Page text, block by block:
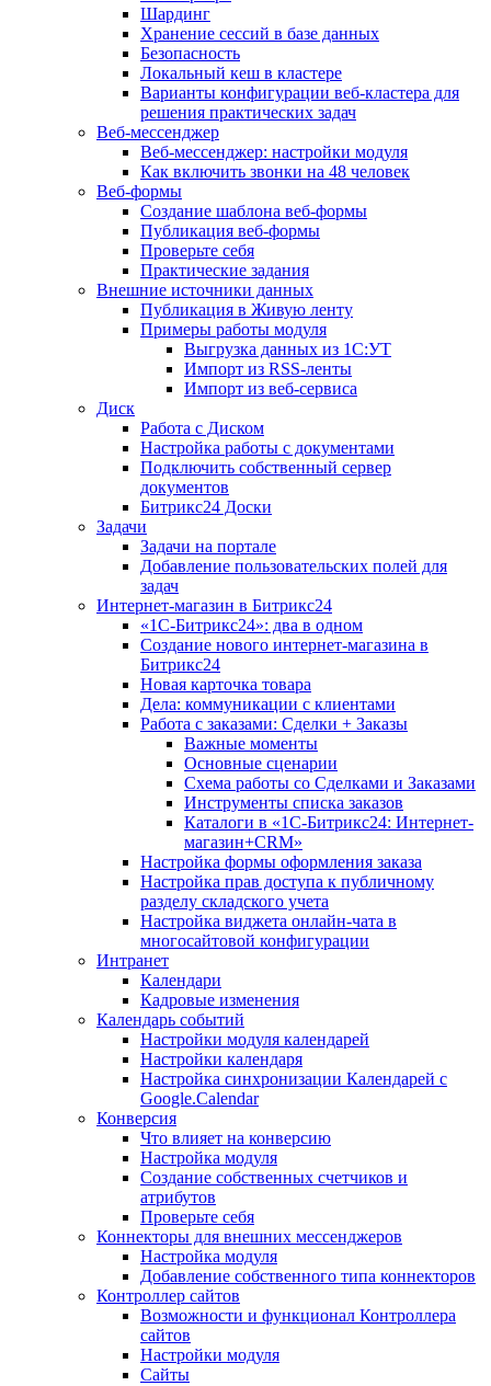
Шардинг
Хранение сессий в базе данных
Безопасность
Локальный кеш в кластере
Варианты конфигурации веб-кластера для
решения практических задач
Веб-мессенджер
Веб-мессенджер: настройки модуля
Как включить звонки на 48 человек
Веб-формы
Создание шаблона веб-формы
Публикация веб-формы
Проверьте себя
Практические задания
Внешние источники данных
Публикация в Живую ленту
Примеры работы модуля
Выгрузка данных из 1С:УТ
Импорт из RSS-ленты
Импорт из веб-сервиса
Диск
Работа с Диском
Настройка работы с документами
Подключить собственный сервер
документов
Битрикс24 Доски
Задачи
Задачи на портале
Добавление пользовательских полей для
задач
Интернет-магазин в Битрикс24
«1С-Битрикс24»: два в одном
Создание нового интернет-магазина в
Битрикс24
Новая карточка товара
Дела: коммуникации с клиентами
Работа с заказами: Сделки + Заказы
Важные моменты
Основные сценарии
Схема работы со Сделками и Заказами
Инструменты списка заказов
Каталоги в «1С-Битрикс24: Интернет-
магазин+CRM»
Настройка формы оформления заказа
Настройка прав доступа к публичному
разделу складского учета
Настройка виджета онлайн-чата в
многосайтовой конфигурации
Интранет
Календари
Кадровые изменения
Календарь событий
Настройки модуля календарей
Настройки календаря
Настройка синхронизации Календарей с
Google.Calendar
Конверсия
Что влияет на конверсию
Настройка модуля
Создание собственных счетчиков и
атрибутов
Проверьте себя
Коннекторы для внешних мессенджеров
Настройка модуля
Добавление собственного типа коннекторов
Контроллер сайтов
Возможности и функционал Контроллера
сайтов
Настройки модуля
Сайты